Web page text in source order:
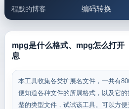
程默的博客 编码转换
邮件工具 生活便民
mpg是什么格式、mpg怎么打开
息
本工具收集各类扩展名文件，一共有
便知道各种文件的所属格式，以及它
楚的类型文件，试试该工具。可以方